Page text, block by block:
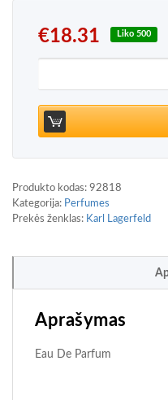
€18.31 Liko 500
produkto kiekis:
Produkto kodas: 92818
Kategorija: Perfumes
Prekės ženklas: Karl Lagerfeld
Aprašymas
Eau De Parfum